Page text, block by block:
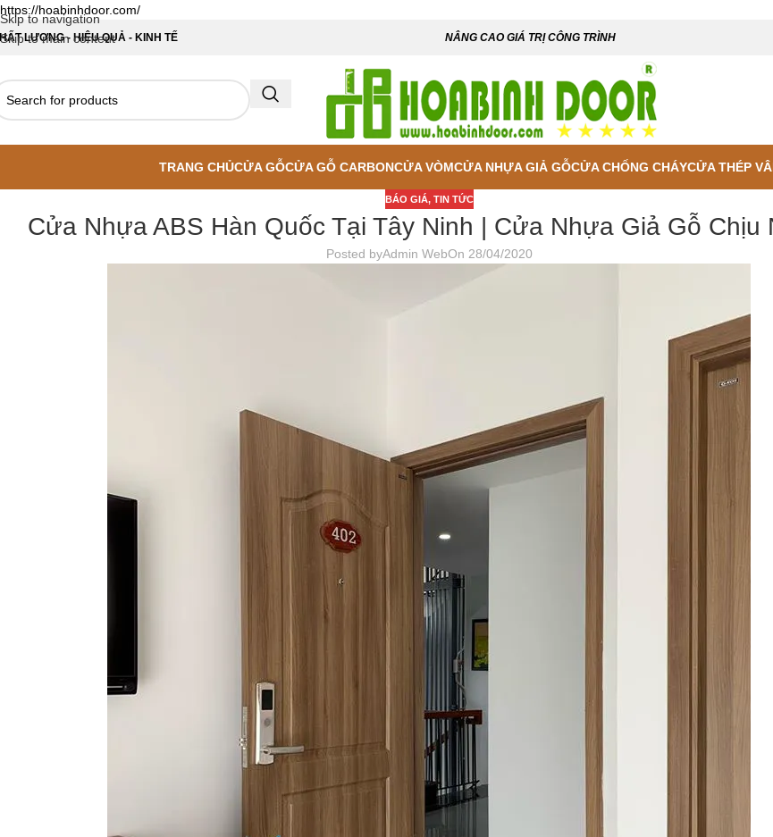
https://hoabinhdoor.com/
Skip to navigation
Skip to main content
LƯỢNG - HIỆU QUẢ - KINH TẾ NÂNG CAO GIÁ TRỊ CÔNG TRÌNH
TRANG CHỦCỬA GỖCỬA GỖ CARBONCỬA VÒMCỬA NHỰA GIẢ GỖCỬA CHỐNG CHÁYCỬA THÉP
BÁO GIÁ, TIN TỨC
Cửa Nhựa ABS Hàn Quốc Tại Tây Ninh | Cửa Nhựa Giả Gỗ Chịu
Posted byAdmin WebOn 28/04/2020